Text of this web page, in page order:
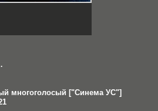
многоголосый ["Синема УС"]